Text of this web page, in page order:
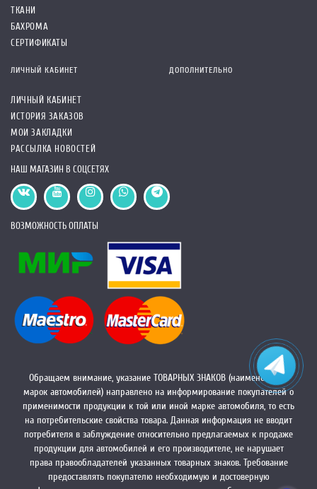
ТКАНИ
БАХРОМА
СЕРТИФИКАТЫ
ЛИЧНЫЙ КАБИНЕТ
ЛИЧНЫЙ КАБИНЕТ
ИСТОРИЯ ЗАКАЗОВ
МОИ ЗАКЛАДКИ
РАССЫЛКА НОВОСТЕЙ
ДОПОЛНИТЕЛЬНО
НАШ МАГАЗИН В СОЦСЕТЯХ
ВОЗМОЖНОСТЬ ОПЛАТЫ
Обращаем внимание, указание ТОВАРНЫХ ЗНАКОВ (наименований
марок автомобилей) направлено на информирование покупателей о
применимости продукции к той или иной марке автомобиля, то есть
на потребительские свойства товара. Данная информация не вводит
потребителя в заблуждение относительно предлагаемых к продаже
продукции для автомобилей и его производителе, не нарушает
права правообладателей указанных товарных знаков. Требование
предоставлять покупателю необходимую и достоверную